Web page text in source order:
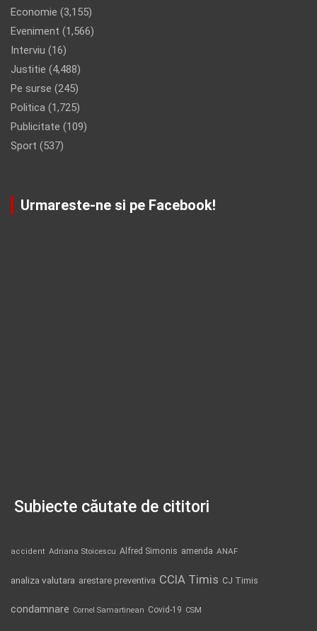
Economie (3,155)
Eveniment (1,566)
Interviu (16)
Justitie (4,488)
Pe surse (245)
Politica (1,725)
Publicitate (109)
Sport (537)
Urmareste-ne si pe Facebook!
Subiecte căutate de cititori
accident Adriana Stoicescu Alfred Simonis amenda ANAF
analiza valutara arestare preventiva CCIA Timis CJ Timis
condamnare Cornel Samartinean Covid-19 CSM